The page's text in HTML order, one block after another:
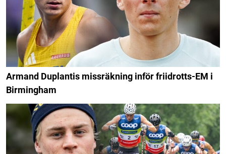
Armand Duplantis missräkning inför friidrotts-EM i
Birmingham